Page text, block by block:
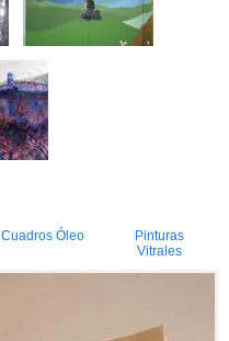
Cuadros Óleo
Pinturas
Vitrales